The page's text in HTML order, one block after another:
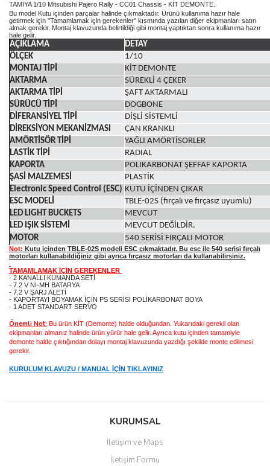
TAMIYA 1/10 Mitsubishi Pajero Rally - CC01 Chassis - KİT DEMONTE.
Bu model Kutu içinden parçalar halinde çıkmaktadır. Ürünü kullanıma hazır hale
getirmek için "Tamamlamak için gerekenler" kısmında yazılan diğer ekipmanları satın
almak gerekir. Montaj klavuzunda belirtildiği gibi montaj yaptıktan sonra kullanıma hazır
hale gelir.
AÇIKLAMA
DETAY
ÖLÇEK
1/10
MONTAJ TİPİ
KİT DEMONTE
AKTARMA
SÜREKLİ 4 ÇEKER
AKTARMA TİPİ
ŞAFT AKTARMALI
SÜRÜCÜ TİPİ
DOGBONE
DİFERANSİYEL TİPİ
DİŞLİ SİSTEMLİ
DİREKSİYON MEKANİZMASI
ÇAN KRANKLI
AMÖRTİSÖR TİPİ
YAĞLI AMÖRTİSORLER
LASTİK TİPİ
RADIAL
KAPORTA
POLIKARBONAT ŞEFFAF KAPORTA
ŞASİ MALZEMESİ
PLASTİK
Electronic Speed Control (ESC) KUTU İÇİNDEN ÇIKAR
ESC MODELİ
TBLE-02S (fırçalı ve fırçasız uyumlu)
LED LIGHT BUCKETS
MEVCUT
LED IŞIK SİSTEMİ
MEVCUT DEĞİLDİR.
MOTOR
540 SERİSİ FIRÇALI MOTOR
Not: Kutu içinden TBLE-02S modeli ESC çıkmaktadır. Bu esc ile 540 serisi fırçalı
motorları kullanabildiğiniz gibi ayrıca fırçasız motorları da kullanabilirsiniz.
TAMAMLAMAK İÇİN GEREKENLER
- 2 KANALLI KUMANDA SETİ
- 7.2 V NI-MH BATARYA
- 7.2 V ŞARJ ALETİ
- KAPORTAYI BOYAMAK İÇİN PS SERİSİ POLİKARBONAT BOYA
- 1 ADET STANDART SERVO
Önemli Not: Bu ürün KİT (Demonte) halde olduğundan. Yukarıdaki gerekli olan
ekipmanları almanız halinde ürün yürür hale gelir. Ayrıca kutu içinden tamamiyle
demonte halde çıktığından dolayı montaj klavuzunda yazdığı şekilde monte edilmesi
gerekir.
KURULUM KLAVUZU / MANUAL İÇİN TIKLAYINIZ
Bu ürüne ilk yorumu siz yapın!
KURUMSAL
İletişim ve Maps
İletişim Formu